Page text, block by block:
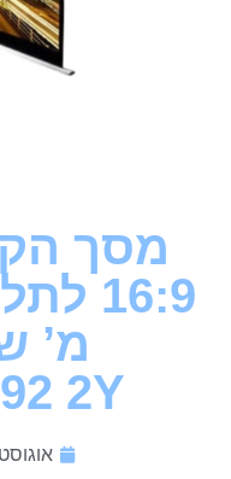
מסך
מ’
2Y
אוגוסט 15, 2024